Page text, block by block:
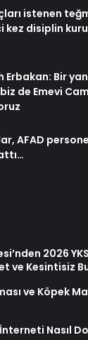
istenen
kez disiplin
Erbakan: Bir
biz de Emevi
AFAD
2026
ve Kesintisiz
ve Köpek
Nasıl